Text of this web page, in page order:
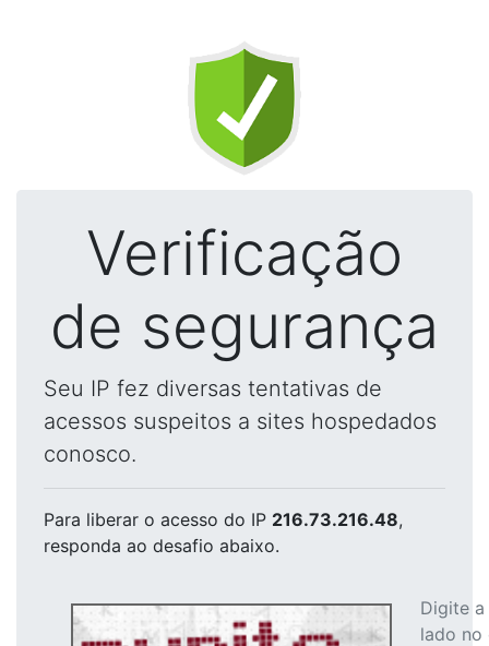
Verificação
de segurança
Seu IP fez diversas tentativas de
acessos suspeitos a sites hospedados
conosco.
Para liberar o acesso do IP 216.73.216.48,
responda ao desafio abaixo.
Digite
lado no